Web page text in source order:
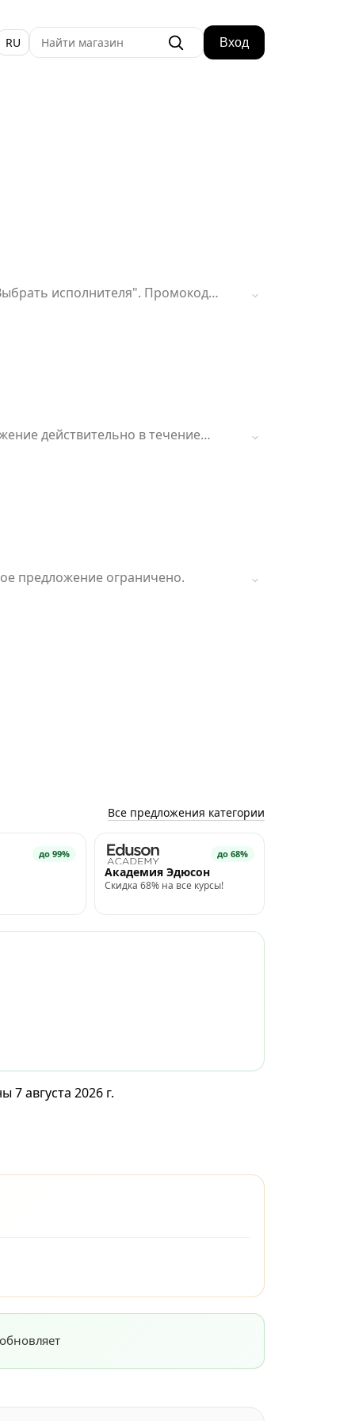
RU Вход
исполнителя". Промокод
действительно в течение
предложение ограничено.
Все предложения категории
до 99% до 68%
Академия Эдюсон
Скидка 68% на все курсы!
августа 2026 г.